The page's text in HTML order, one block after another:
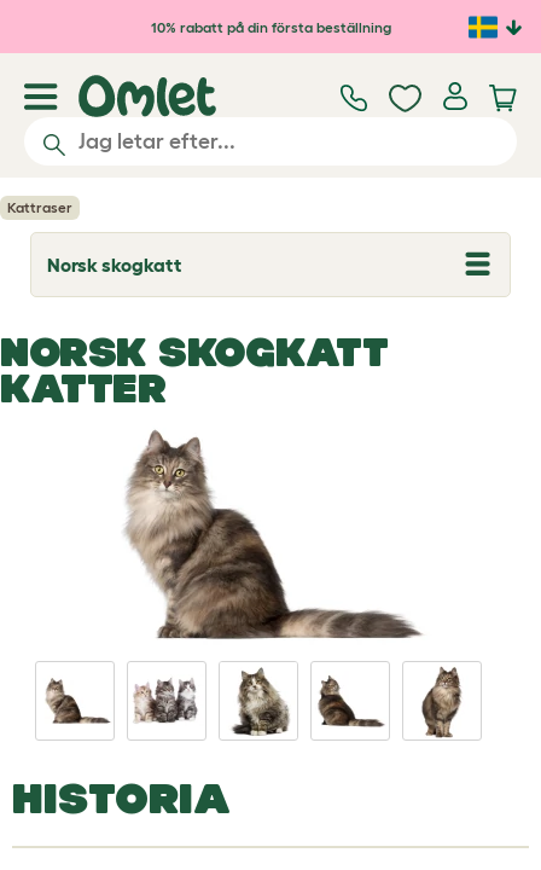
Hoppa till huvudinnehåll
10% rabatt på din första beställning
Kattraser
Norsk skogkatt
T
o
l
e
d
r
NORSK SKOGKATT
KATTER
HISTORIA